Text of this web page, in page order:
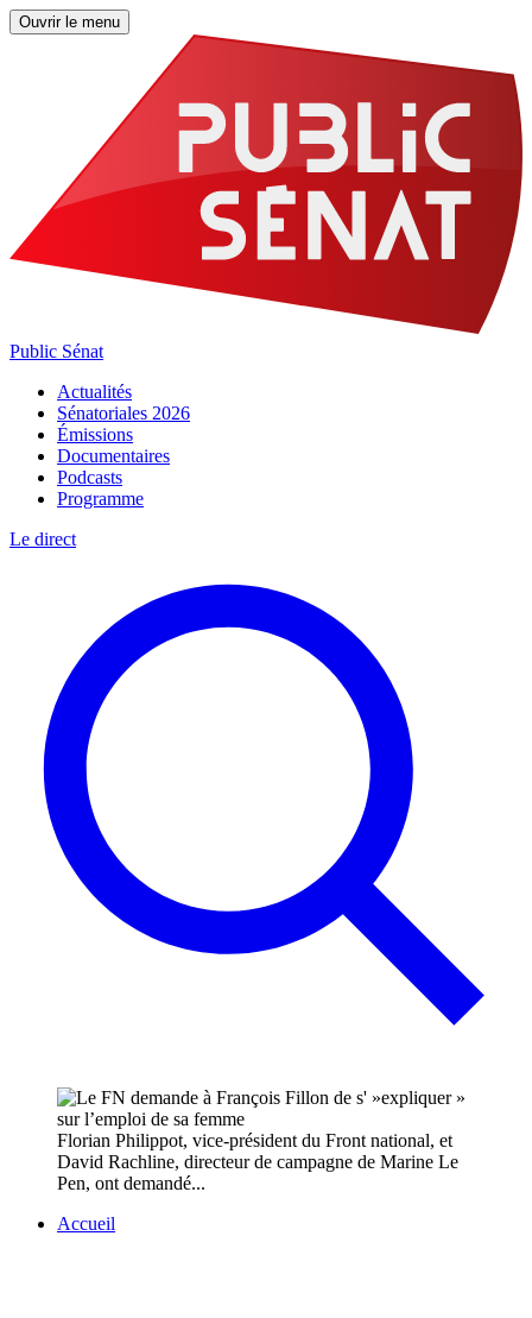
Ouvrir le menu
Public Sénat
Actualités
Sénatoriales 2026
Émissions
Documentaires
Podcasts
Programme
Le direct
Florian Philippot, vice-président du Front national, et
David Rachline, directeur de campagne de Marine Le
Pen, ont demandé...
Accueil